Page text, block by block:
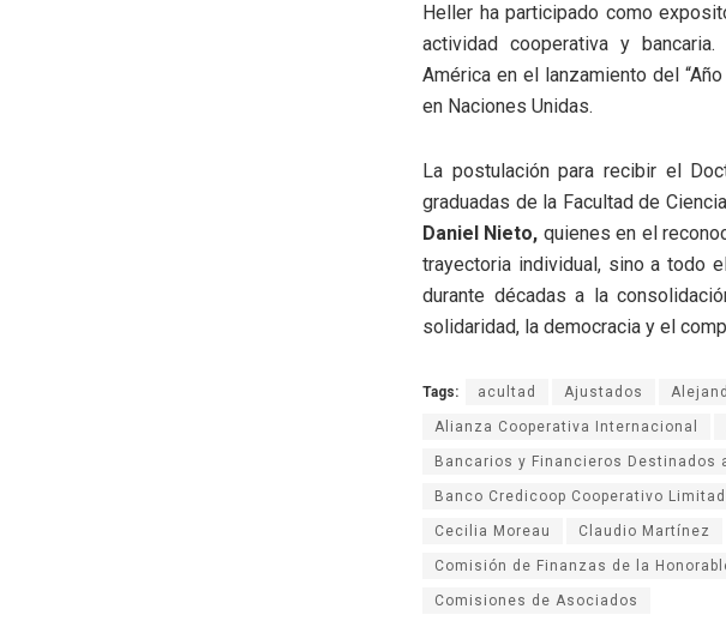
Heller ha participado como
actividad cooperativa y
América en el lanzamiento del
en Naciones Unidas.
La postulación para recibir el
graduadas de la Facultad de
Daniel Nieto, quienes en el
trayectoria individual, sino a todo
durante décadas a la
solidaridad, la democracia y el
Tags: acultad Ajustados
Alianza Cooperativa Internacional
Bancarios y Financieros Destinados
Banco Credicoop Cooperativo
Cecilia Moreau Claudio Martínez
Comisión de Finanzas de la
Comisiones de Asociados